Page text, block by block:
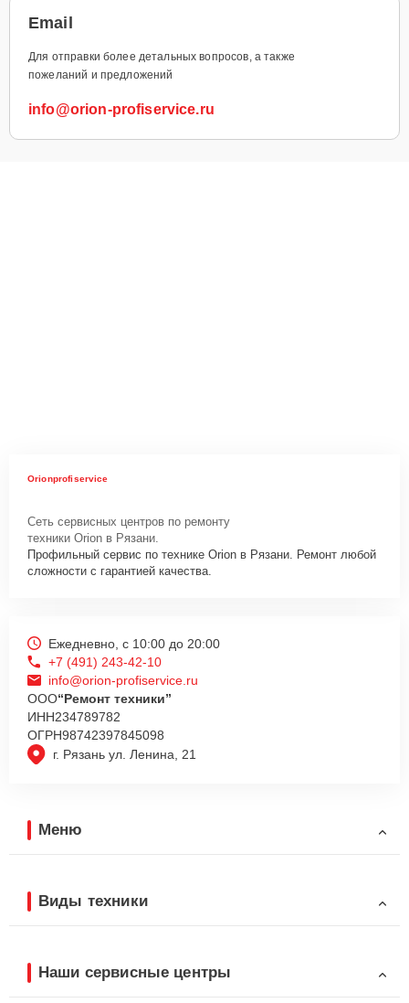
Email
Для отправки более детальных вопросов, а также
пожеланий и предложений
info@orion-profiservice.ru
Orionprofiservice
Сеть сервисных центров по ремонту
техники Orion в Рязани.
Профильный сервис по технике Orion в Рязани. Ремонт любой
сложности с гарантией качества.
г. Рязань ул. Ленина, 21
Ежедневно, с 10:00 до 20:00
+7 (491) 243-42-10
info@orion-profiservice.ru
ООО“Ремонт техники”
ИНН234789782
ОГРН98742397845098
Меню
Виды техники
Наши сервисные центры